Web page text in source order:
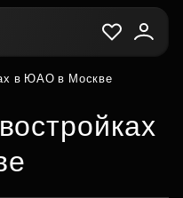
в ЮАО в Москве